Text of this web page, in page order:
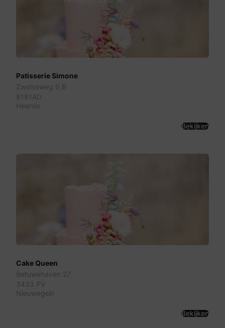
Patisserie Simone
Zwolseweg 6 B
8181AD
Heerde
Bekijken
Cake Queen
Betuwehaven 27
3433 PV
Nieuwegein
Bekijken